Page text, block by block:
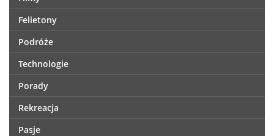
Felietony
Podróże
Technologie
Porady
Rekreacja
Pasje